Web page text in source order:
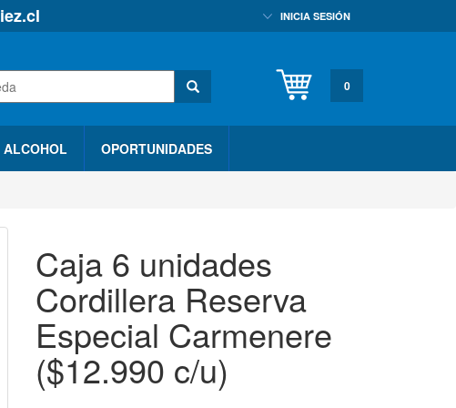
INICIA SESIÓN
0
ALCOHOL OPORTUNIDADES
Caja 6 unidades
Cordillera Reserva
Especial Carmenere
($12.990 c/u)